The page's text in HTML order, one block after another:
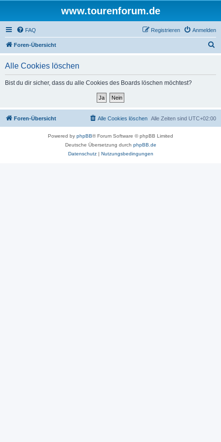
www.tourenforum.de
FAQ Anmelden
Registrieren
Foren-Übersicht
Alle Cookies löschen
Bist du dir sicher, dass du alle Cookies des Boards löschen möchtest?
Foren-Übersicht Alle Zeiten sind UTC+02:00
Alle Cookies löschen
Powered by phpBB® Forum Software © phpBB Limited
Deutsche Übersetzung durch phpBB.de
Datenschutz| Nutzungsbedingungen